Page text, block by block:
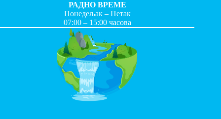
РАДНО ВРЕМЕ
Понедељак – Петак
07:00 – 15:00 часова